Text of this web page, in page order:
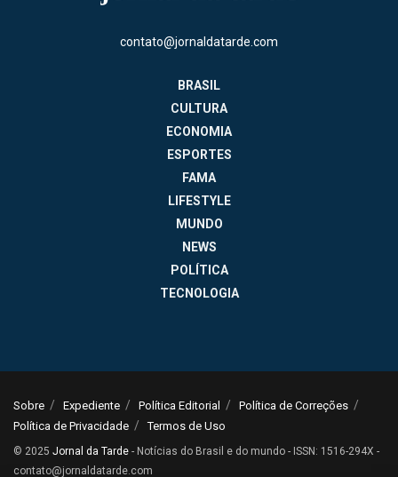
contato@jornaldatarde.com
BRASIL
CULTURA
ECONOMIA
ESPORTES
FAMA
LIFESTYLE
MUNDO
NEWS
POLÍTICA
TECNOLOGIA
Sobre Expediente Política Editorial
Política de Correções
Política de Privacidade
Termos de Uso
© 2025 Jornal da Tarde - Notícias do Brasil e do mundo - ISSN: 1516-294X -
contato@jornaldatarde.com